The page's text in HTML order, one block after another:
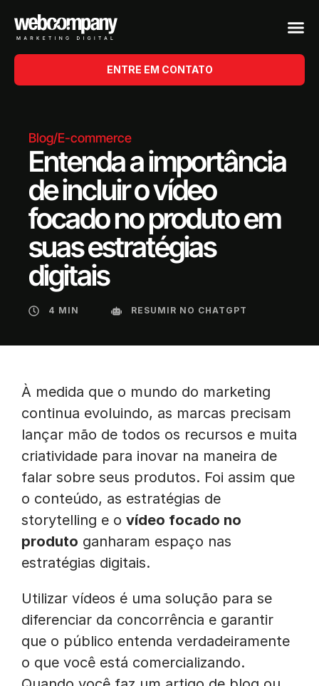
ENTRE EM CONTATO
Blog/E-commerce
Entenda a importância
de incluir o vídeo
focado no produto em
suas estratégias
digitais
4 MIN RESUMIR NO CHATGPT
À medida que o mundo do marketing
continua evoluindo, as marcas precisam
lançar mão de todos os recursos e muita
criatividade para inovar na maneira de
falar sobre seus produtos. Foi assim que
o conteúdo, as estratégias de
storytelling e o vídeo focado no
produto ganharam espaço nas
estratégias digitais.
Utilizar vídeos é uma solução para se
diferenciar da concorrência e garantir
que o público entenda verdadeiramente
o que você está comercializando.